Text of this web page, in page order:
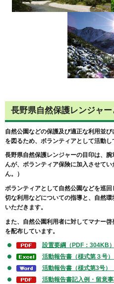
長野県自然保護レンジャー
自然公園などの保護及び適正な利用並
を図るため、ボランティアとして活動し
長野県自然保護レンジャーの目印は、
んが、ボランティア保険に加入させて
ん。）
ボランティアとして自然公園などを巡
切な利用などについての指導と、自然
いただきます。
また、自然公園利用者に対してマナー
を配布しています。
設置要綱（PDF：304KB）
活動報告書（様式第３号
活動報告書（様式第3号）
活動報告書記入例・留意